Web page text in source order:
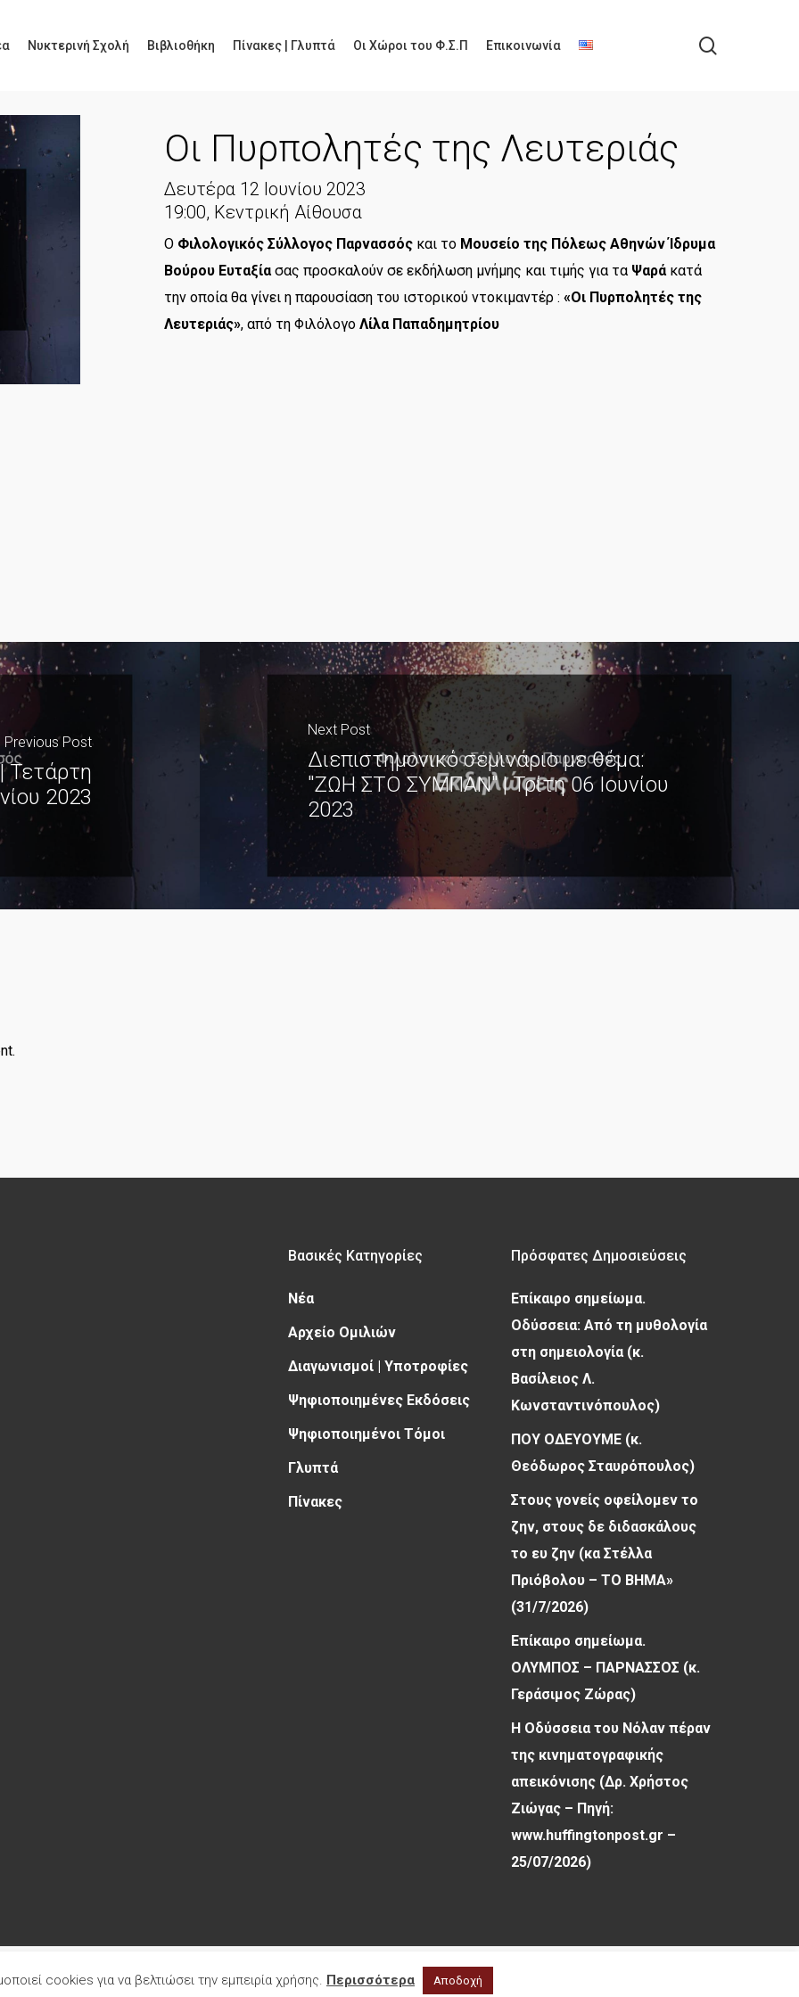
Νυκτερινή Σχολή Βιβλιοθήκη Πίνακες | Γλυπτά Οι Χώροι του Φ.Σ.Π Επικοινωνία
Οι Πυρπολητές της Λευτεριάς
Δευτέρα 12 Ιουνίου 2023
19:00, Κεντρική Αίθουσα
Ο Φιλολογικός Σύλλογος Παρνασσόςκαι το Μουσείο της Πόλεως Αθηνών Ίδρυμα
Βούρου Ευταξίασας προσκαλούν σε εκδήλωση μνήμης και τιμής για τα Ψαράκατά
την οποία θα γίνει η παρουσίαση του ιστορικού ντοκιμαντέρ : «Οι Πυρπολητές της
Λευτεριάς», από τη Φιλόλογο Λίλα Παπαδημητρίου
Previous Post
Τετάρτη
2023
Next Post
Διεπιστημονικό σεμινάριο με θέμα:
"ΖΩΗ ΣΤΟ ΣΥΜΠΑΝ" | Τρίτη 06 Ιουνίου
2023
Βασικές Κατηγορίες
Νέα
Αρχείο Ομιλιών
Διαγωνισμοί | Υποτροφίες
Ψηφιοποιημένες Εκδόσεις
Ψηφιοποιημένοι Τόμοι
Γλυπτά
Πίνακες
Πρόσφατες Δημοσιεύσεις
Επίκαιρο σημείωμα.
Οδύσσεια: Από τη μυθολογία
στη σημειολογία (κ.
Βασίλειος Λ.
Κωνσταντινόπουλος)
ΠΟΥ ΟΔΕΥΟΥΜΕ (κ.
Θεόδωρος Σταυρόπουλος)
Στους γονείς οφείλομεν το
ζην, στους δε διδασκάλους
το ευ ζην (κα Στέλλα
Πριόβολου – ΤΟ ΒΗΜΑ»
(31/7/2026)
Επίκαιρο σημείωμα.
ΟΛΥΜΠΟΣ – ΠΑΡΝΑΣΣΟΣ (κ.
Γεράσιμος Ζώρας)
Η Οδύσσεια του Νόλαν πέραν
της κινηματογραφικής
απεικόνισης (Δρ. Χρήστος
Ζιώγας – Πηγή:
www.huffingtonpost.gr –
25/07/2026)
cookies για να βελτιώσει την εμπειρία χρήσης. Περισσότερα Αποδοχή